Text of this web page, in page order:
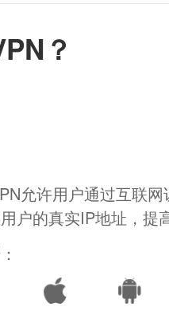
？
允许用户通过互联
户的真实IP地址，提